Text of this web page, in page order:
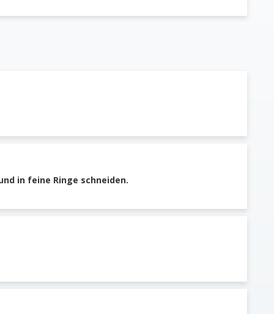
in feine Ringe schneiden.